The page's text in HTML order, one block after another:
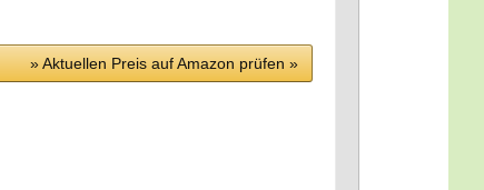
» Aktu­el­len Preis auf Ama­zon prü­fen »